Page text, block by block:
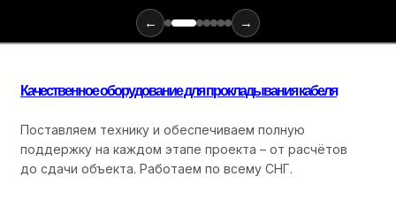
для
монтажа
ввода
кабельную
канализацию
до
← →
Качественное оборудование для прокладывания кабеля
Поставляем технику и обеспечиваем полную
поддержку на каждом этапе проекта – от расчётов
до сдачи объекта. Работаем по всему СНГ.